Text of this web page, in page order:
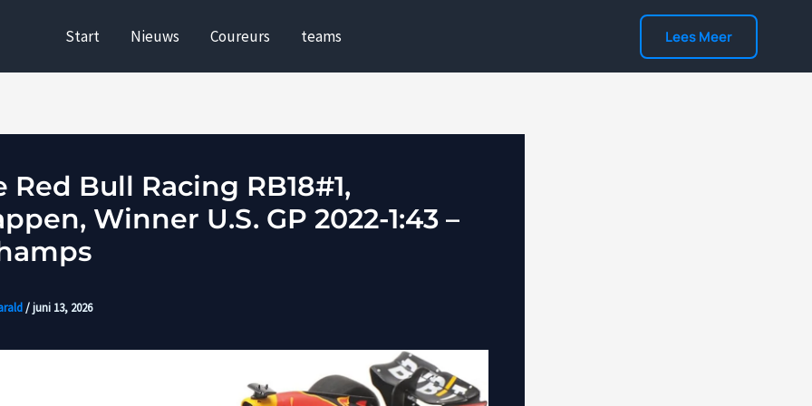
Start Nieuws Coureurs teams Lees Meer
Red Bull Racing RB18#1,
Winner U.S. GP 2022-1:43 –
/juni 13, 2026